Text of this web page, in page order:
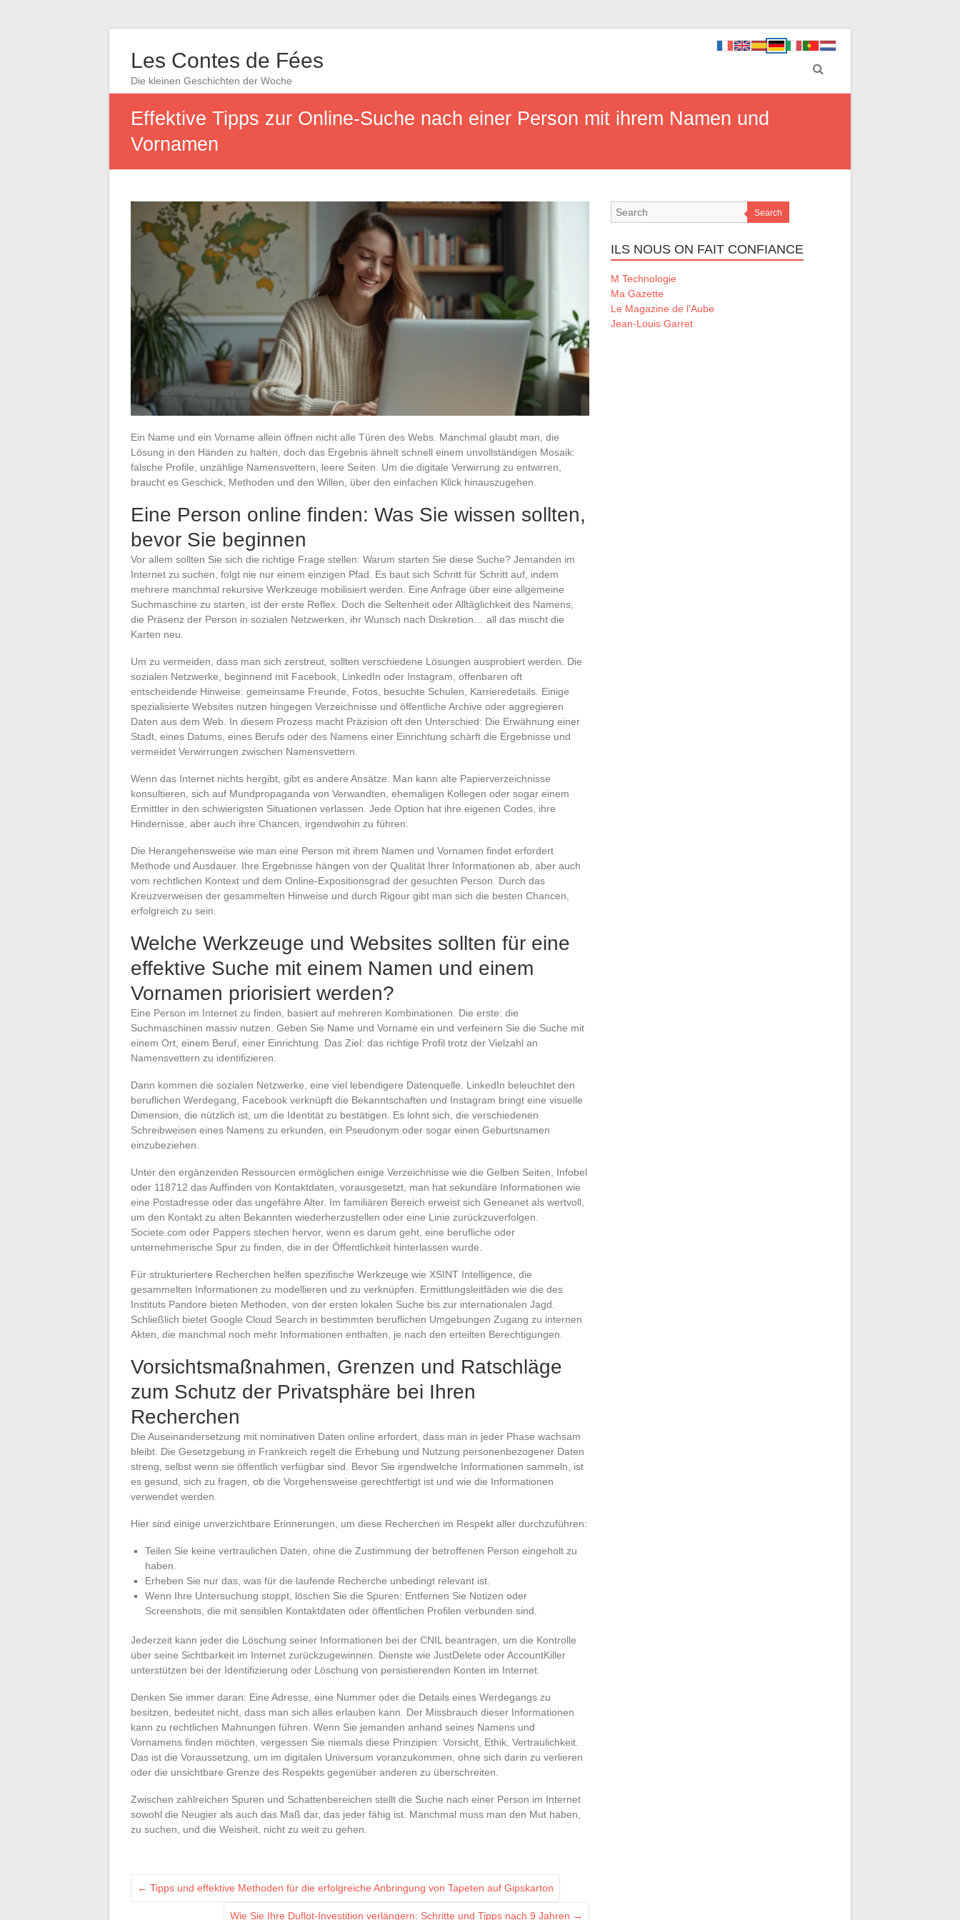
Les Contes de Fées
Die kleinen Geschichten der Woche
Effektive Tipps zur Online-Suche nach einer Person mit ihrem Namen und
Vornamen
Ein Name und ein Vorname allein öffnen nicht alle Türen des Webs. Manchmal glaubt man, die
Lösung in den Händen zu halten, doch das Ergebnis ähnelt schnell einem unvollständigen Mosaik:
falsche Profile, unzählige Namensvettern, leere Seiten. Um die digitale Verwirrung zu entwirren,
braucht es Geschick, Methoden und den Willen, über den einfachen Klick hinauszugehen.
Eine Person online finden: Was Sie wissen sollten,
bevor Sie beginnen
Vor allem sollten Sie sich die richtige Frage stellen: Warum starten Sie diese Suche? Jemanden im
Internet zu suchen, folgt nie nur einem einzigen Pfad. Es baut sich Schritt für Schritt auf, indem
mehrere manchmal rekursive Werkzeuge mobilisiert werden. Eine Anfrage über eine allgemeine
Suchmaschine zu starten, ist der erste Reflex. Doch die Seltenheit oder Alltäglichkeit des Namens,
die Präsenz der Person in sozialen Netzwerken, ihr Wunsch nach Diskretion… all das mischt die
Karten neu.
Um zu vermeiden, dass man sich zerstreut, sollten verschiedene Lösungen ausprobiert werden. Die
sozialen Netzwerke, beginnend mit Facebook, LinkedIn oder Instagram, offenbaren oft
entscheidende Hinweise: gemeinsame Freunde, Fotos, besuchte Schulen, Karrieredetails. Einige
spezialisierte Websites nutzen hingegen Verzeichnisse und öffentliche Archive oder aggregieren
Daten aus dem Web. In diesem Prozess macht Präzision oft den Unterschied: Die Erwähnung einer
Stadt, eines Datums, eines Berufs oder des Namens einer Einrichtung schärft die Ergebnisse und
vermeidet Verwirrungen zwischen Namensvettern.
Wenn das Internet nichts hergibt, gibt es andere Ansätze. Man kann alte Papierverzeichnisse
konsultieren, sich auf Mundpropaganda von Verwandten, ehemaligen Kollegen oder sogar einem
Ermittler in den schwierigsten Situationen verlassen. Jede Option hat ihre eigenen Codes, ihre
Hindernisse, aber auch ihre Chancen, irgendwohin zu führen.
Die Herangehensweise wie man eine Person mit ihrem Namen und Vornamen findet erfordert
Methode und Ausdauer. Ihre Ergebnisse hängen von der Qualität Ihrer Informationen ab, aber auch
vom rechtlichen Kontext und dem Online-Expositionsgrad der gesuchten Person. Durch das
Kreuzverweisen der gesammelten Hinweise und durch Rigour gibt man sich die besten Chancen,
erfolgreich zu sein.
Welche Werkzeuge und Websites sollten für eine
effektive Suche mit einem Namen und einem
Vornamen priorisiert werden?
Eine Person im Internet zu finden, basiert auf mehreren Kombinationen. Die erste: die
Suchmaschinen massiv nutzen. Geben Sie Name und Vorname ein und verfeinern Sie die Suche mit
einem Ort, einem Beruf, einer Einrichtung. Das Ziel: das richtige Profil trotz der Vielzahl an
Namensvettern zu identifizieren.
Dann kommen die sozialen Netzwerke, eine viel lebendigere Datenquelle. LinkedIn beleuchtet den
beruflichen Werdegang, Facebook verknüpft die Bekanntschaften und Instagram bringt eine visuelle
Dimension, die nützlich ist, um die Identität zu bestätigen. Es lohnt sich, die verschiedenen
Schreibweisen eines Namens zu erkunden, ein Pseudonym oder sogar einen Geburtsnamen
einzubeziehen.
Unter den ergänzenden Ressourcen ermöglichen einige Verzeichnisse wie die Gelben Seiten, Infobel
oder 118712 das Auffinden von Kontaktdaten, vorausgesetzt, man hat sekundäre Informationen wie
eine Postadresse oder das ungefähre Alter. Im familiären Bereich erweist sich Geneanet als wertvoll,
um den Kontakt zu alten Bekannten wiederherzustellen oder eine Linie zurückzuverfolgen.
Societe.com oder Pappers stechen hervor, wenn es darum geht, eine berufliche oder
unternehmerische Spur zu finden, die in der Öffentlichkeit hinterlassen wurde.
Für strukturiertere Recherchen helfen spezifische Werkzeuge wie XSINT Intelligence, die
gesammelten Informationen zu modellieren und zu verknüpfen. Ermittlungsleitfäden wie die des
Instituts Pandore bieten Methoden, von der ersten lokalen Suche bis zur internationalen Jagd.
Schließlich bietet Google Cloud Search in bestimmten beruflichen Umgebungen Zugang zu internen
Akten, die manchmal noch mehr Informationen enthalten, je nach den erteilten Berechtigungen.
Vorsichtsmaßnahmen, Grenzen und Ratschläge
zum Schutz der Privatsphäre bei Ihren
Recherchen
Die Auseinandersetzung mit nominativen Daten online erfordert, dass man in jeder Phase wachsam
bleibt. Die Gesetzgebung in Frankreich regelt die Erhebung und Nutzung personenbezogener Daten
streng, selbst wenn sie öffentlich verfügbar sind. Bevor Sie irgendwelche Informationen sammeln, ist
es gesund, sich zu fragen, ob die Vorgehensweise gerechtfertigt ist und wie die Informationen
verwendet werden.
Hier sind einige unverzichtbare Erinnerungen, um diese Recherchen im Respekt aller durchzuführen:
Teilen Sie keine vertraulichen Daten, ohne die Zustimmung der betroffenen Person eingeholt zu
haben.
Erheben Sie nur das, was für die laufende Recherche unbedingt relevant ist.
Wenn Ihre Untersuchung stoppt, löschen Sie die Spuren: Entfernen Sie Notizen oder
Screenshots, die mit sensiblen Kontaktdaten oder öffentlichen Profilen verbunden sind.
Jederzeit kann jeder die Löschung seiner Informationen bei der CNIL beantragen, um die Kontrolle
über seine Sichtbarkeit im Internet zurückzugewinnen. Dienste wie JustDelete oder AccountKiller
unterstützen bei der Identifizierung oder Löschung von persistierenden Konten im Internet.
Denken Sie immer daran: Eine Adresse, eine Nummer oder die Details eines Werdegangs zu
besitzen, bedeutet nicht, dass man sich alles erlauben kann. Der Missbrauch dieser Informationen
kann zu rechtlichen Mahnungen führen. Wenn Sie jemanden anhand seines Namens und
Vornamens finden möchten, vergessen Sie niemals diese Prinzipien: Vorsicht, Ethik, Vertraulichkeit.
Das ist die Voraussetzung, um im digitalen Universum voranzukommen, ohne sich darin zu verlieren
oder die unsichtbare Grenze des Respekts gegenüber anderen zu überschreiten.
Zwischen zahlreichen Spuren und Schattenbereichen stellt die Suche nach einer Person im Internet
sowohl die Neugier als auch das Maß dar, das jeder fähig ist. Manchmal muss man den Mut haben,
zu suchen, und die Weisheit, nicht zu weit zu gehen.
← Tipps und effektive Methoden für die erfolgreiche Anbringung von Tapeten auf Gipskarton
Wie Sie Ihre Duflot-Investition verlängern: Schritte und Tipps nach 9 Jahren →
Search
ILS NOUS ON FAIT CONFIANCE
M Technologie
Ma Gazette
Le Magazine de l'Aube
Jean-Louis Garret